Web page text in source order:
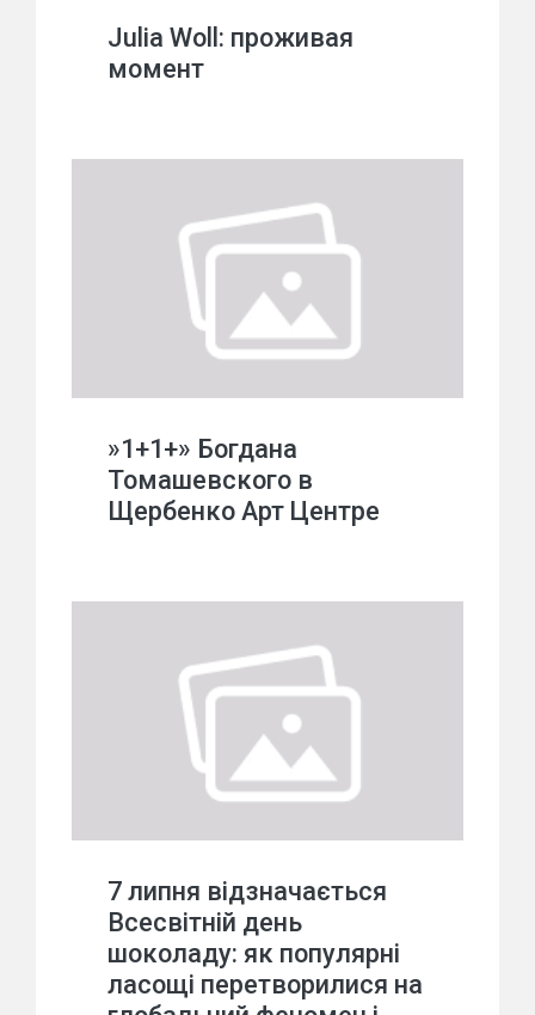
Julia Woll: проживая
момент
»1+1+» Богдана
Томашевского в
Щербенко Арт Центре
7 липня відзначається
Всесвітній день
шоколаду: як популярні
ласощі перетворилися на